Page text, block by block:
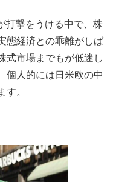
打撃をうける中で、株
態経済との乖離がしば
式市場までもが低迷し
個人的には日米欧の中
。